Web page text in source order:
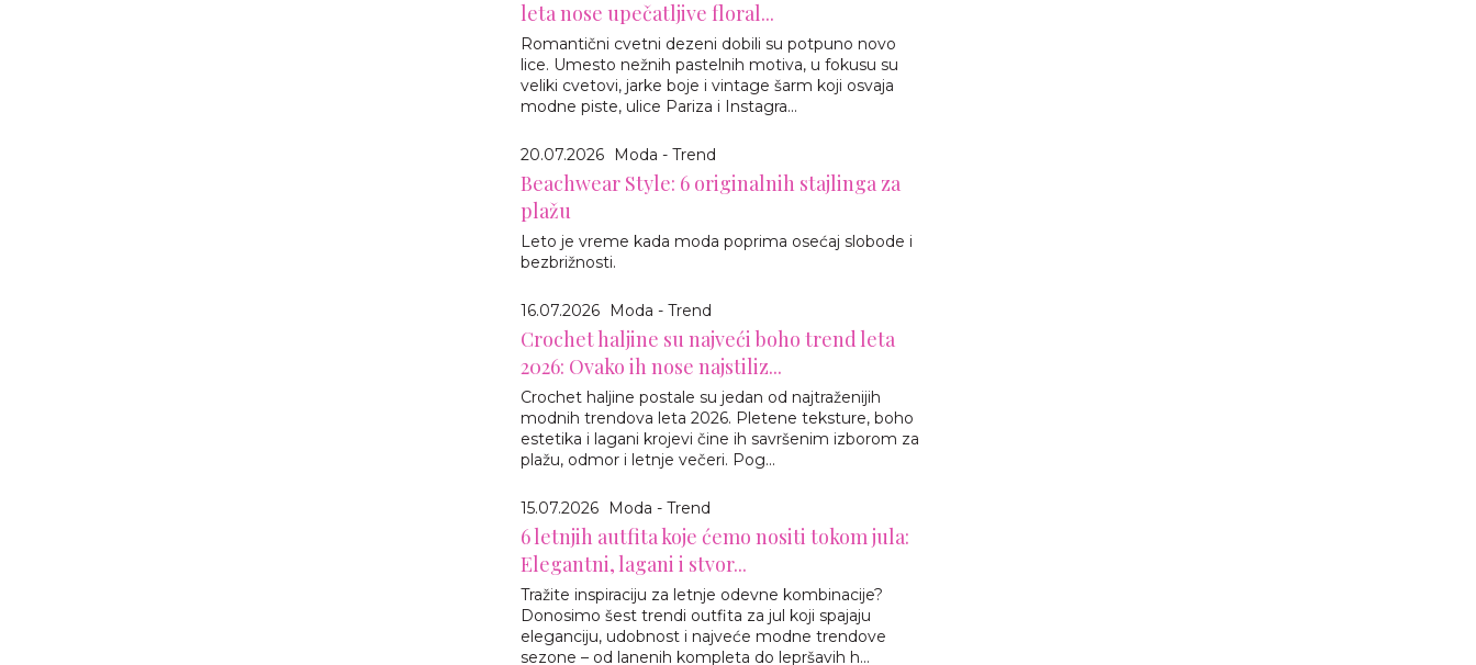
leta nose upečatljive floral...
Romantični cvetni dezeni dobili su potpuno novo
lice. Umesto nežnih pastelnih motiva, u fokusu su
veliki cvetovi, jarke boje i vintage šarm koji osvaja
modne piste, ulice Pariza i Instagra...
20.07.2026 Moda - Trend
Beachwear Style: 6 originalnih stajlinga za
plažu
Leto je vreme kada moda poprima osećaj slobode i
bezbrižnosti.
16.07.2026 Moda - Trend
Crochet haljine su najveći boho trend leta
2026: Ovako ih nose najstiliz...
Crochet haljine postale su jedan od najtraženijih
modnih trendova leta 2026. Pletene teksture, boho
estetika i lagani krojevi čine ih savršenim izborom za
plažu, odmor i letnje večeri. Pog...
15.07.2026 Moda - Trend
6 letnjih autfita koje ćemo nositi tokom jula:
Elegantni, lagani i stvor...
Tražite inspiraciju za letnje odevne kombinacije?
Donosimo šest trendi outfita za jul koji spajaju
eleganciju, udobnost i najveće modne trendove
sezone – od lanenih kompleta do lepršavih h...